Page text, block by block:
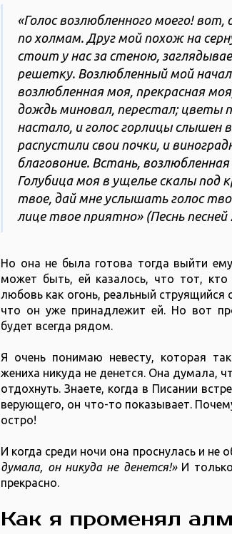
«Голос возлюбленного моего!
по холмам. Друг мой похож на
стоит у нас за стеною,
решетку. Возлюбленный мой
возлюбленная моя, прекрасная
дождь миновал, перестал; цветы
настало, и голос горлицы слышен
распустили свои почки, и
благовоние. Встань,
Голубица моя в ущелье скалы под
твое, дай мне услышать голос
лице твое приятно» (‭Песнь песней
Но она не была готова тогда выйти
может быть, ей казалось, что тот,
любовь как огонь, реальный струящийся
что он уже принадлежит ей. Но вот
будет всегда рядом.
Я очень понимаю невесту, которая
жениха никуда не денется. Она думала,
отдохнуть. Знаете, когда в Писании
верующего, он что-то показывает.
остро!
И когда среди ночи она проснулась и не
думала, он никуда не денется!»И только
прекрасно.
Как я променял